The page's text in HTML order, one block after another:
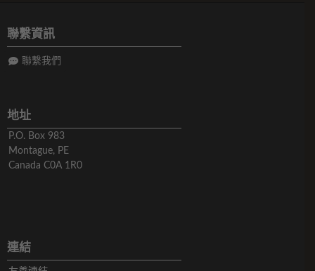
聯繫資訊
聯繫我們
地址
P.O. Box 983
Montague, PE
Canada C0A 1R0
連結